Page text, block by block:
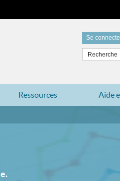
Se
Ressources Aide